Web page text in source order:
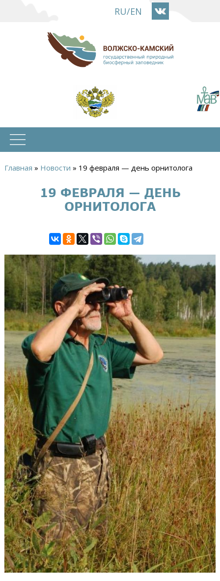
основному
содержанию
RU/EN
Главная » Новости » 19 февраля — день орнитолога
19 ФЕВРАЛЯ — ДЕНЬ
ОРНИТОЛОГА